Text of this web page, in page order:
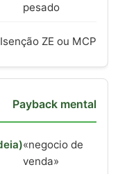
pesado
Isenção ZE ou MCP
Payback mental
«negocio de
venda»